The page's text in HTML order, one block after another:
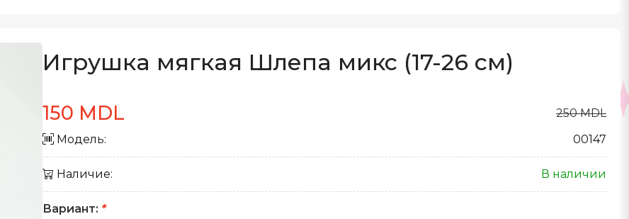
Игрушка мягкая Шлепа микс (17-26 см)
150 MDL
250 MDL
Модель:
00147
Наличие: В наличии
Вариант: *